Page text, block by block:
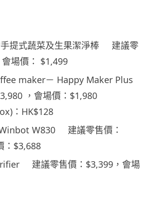
手提式蔬菜及生果潔淨棒 建議零
場價： $1,499
maker－ Happy Maker Plus
，會場價：$1,980
：HK$128
W830 建議零售價：
：$3,688
建議零售價：$3,399，會場